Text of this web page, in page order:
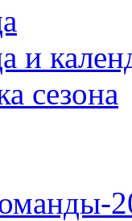
и
сезона